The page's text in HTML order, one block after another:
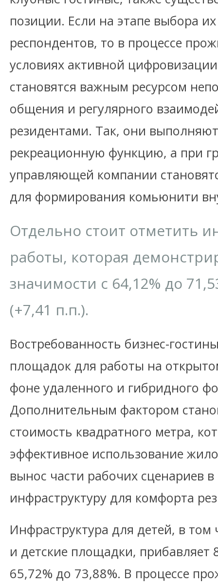
позиции. Если на этапе выбора
респондентов, то в процессе
условиях активной
становятся важным ресурсом
общения и регулярного
резидентами. Так, они
рекреационную функцию, а при
управляющей компании
для формирования комьюнити
Отдельно стоит отметить
работы, которая
значимости с 64,12% до
(+7,41 п.п.).
Востребованность бизнес-
площадок для работы на
фоне удаленного и гибридного
Дополнительным фактором
стоимость квадратного метра,
эффективное использование
вынос части рабочих сценариев
инфраструктуру для комфорта
Инфраструктура для детей, в
и детские площадки, прибавляет
65,72% до 73,88%. В процессе